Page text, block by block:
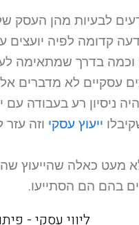
לבעיות מהן העסק
קדומה לפיה יועצים
בדרך שמתאימה
עסקיים לא מדברים
ניסיון רע בעבודה עם
ייעוץ עסקי וזה
מעט כאלה שהייעוץ
בהם הם הסתייעו.